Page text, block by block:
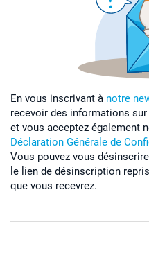
En vous inscrivant à notre
recevoir des informations
et vous acceptez également
Déclaration Générale de
Vous pouvez vous
le lien de désinscription
que vous recevrez.